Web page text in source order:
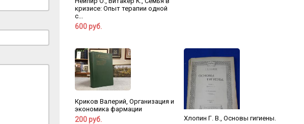
кризисе: Опыт терапии одной
с...
600 руб.
Криков Валерий, Организация и
экономика фармации
200 руб. Хлопин Г. В., Основы гигиены.